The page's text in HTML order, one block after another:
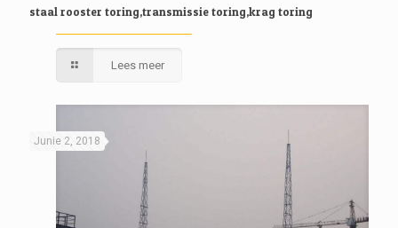
staal rooster toring,transmissie toring,krag toring
Lees meer
Junie 2, 2018